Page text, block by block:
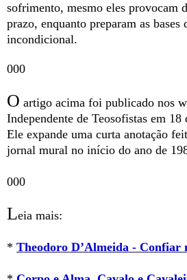
sofrimento, mesmo eles provocam
prazo, enquanto preparam as
incondicional.
000
O artigo acima foi publicado nos
Independente de Teosofistas em
Ele expande uma curta anotação
jornal mural no início do ano de
000
Leia mais:
* Theodoro D’Almeida - Confiar